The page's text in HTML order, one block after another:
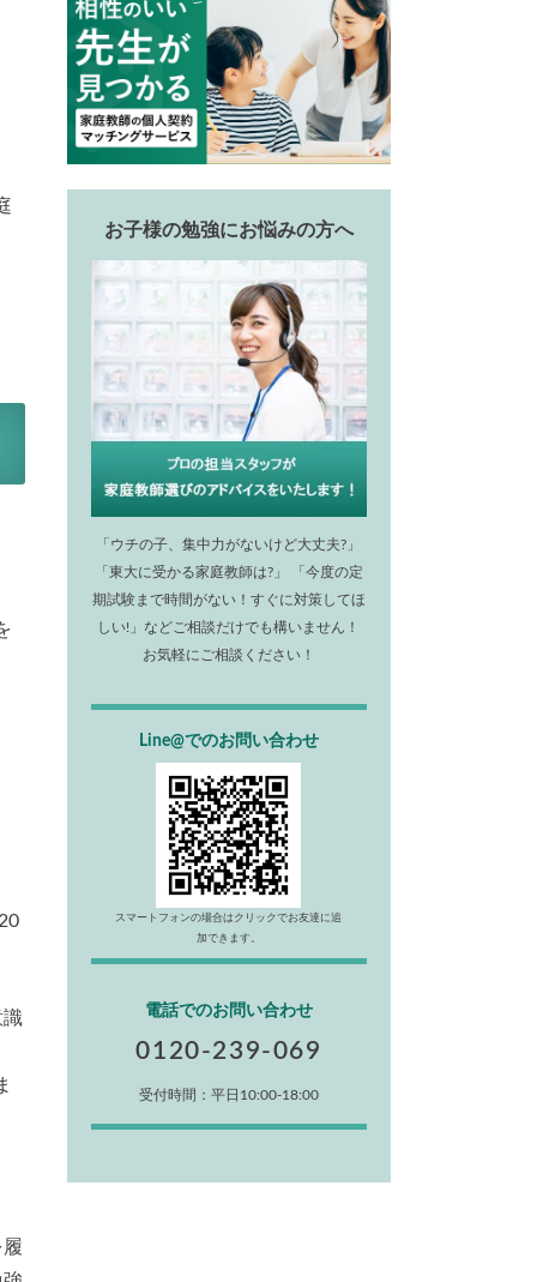
識
お子様の勉強にお悩みの方へ
「ウチの子、集中力がないけど大丈夫?」
「東大に受かる家庭教師は?」 「今度の定
期試験まで時間がない！すぐに対策してほ
しい!」などご相談だけでも構いません！
お気軽にご相談ください！
Line@でのお問い合わせ
スマートフォンの場合はクリックでお友達に追
加できます。
電話でのお問い合わせ
0120-239-069
受付時間：平日10:00-18:00